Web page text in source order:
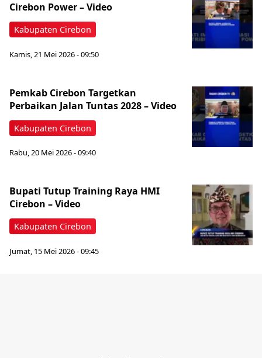
Kabupaten Cirebon
Cirebon Power – Video
Kamis, 21 Mei 2026 - 09:50
Kabupaten Cirebon
Pemkab Cirebon Targetkan
Perbaikan Jalan Tuntas 2028 – Video
Rabu, 20 Mei 2026 - 09:40
Kabupaten Cirebon
Bupati Tutup Training Raya HMI
Cirebon – Video
Jumat, 15 Mei 2026 - 09:45